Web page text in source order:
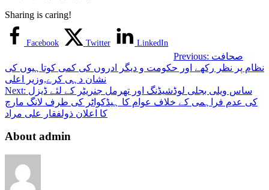
Sharing is caring!
Facebook Twitter LinkedIn
Previous:
نظام پر نظر رکھے اور حکومت و دیگر ادروں کی کمی کوتاہیوں کی
نشان دہی کرے,وزیر اعلی
Next:
کی عدم فراہمی کے خلاف عوام کا ہیڈکواٹر کی طرف لانگ مارچ
کا اعلان ذولفقار علی مراد
About admin